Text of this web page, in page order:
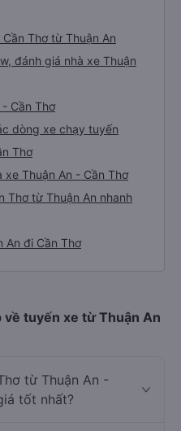
Thơ từ Thuận An
đánh giá nhà xe Thuận
- Cần Thơ
dòng xe chạy tuyến
Thơ
Thuận An - Cần Thơ
Thơ từ Thuận An nhanh
An đi Cần Thơ
tuyến xe từ Thuận An
từ Thuận An -
tốt nhất?